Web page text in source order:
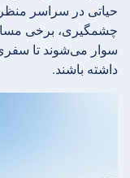
حیاتی در سراسر
چشمگیری، برخی
سوار می‌شوند تا سفری
داشته باشند.